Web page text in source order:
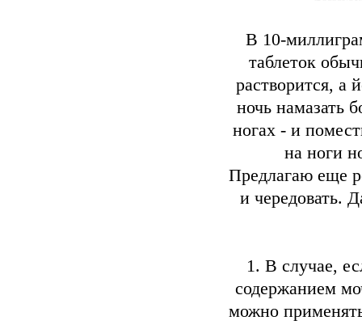
В 10-
таблеток
растворится, а
ночь намазать
ногах - и
на ноги
Предлагаю еще
и чередовать.
1. В случае,
содержанием
можно